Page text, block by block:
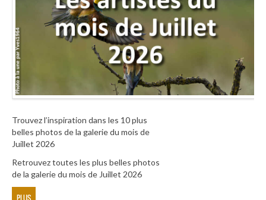
Trouvez l’inspiration dans les 10 plus
belles photos de la galerie du mois de
Juillet 2026
Retrouvez toutes les plus belles photos
de la galerie du mois de Juillet 2026